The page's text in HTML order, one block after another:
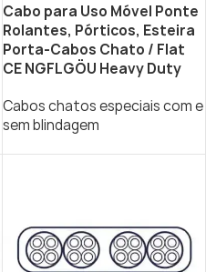
Cabo para Uso Móvel Ponte
Rolantes, Pórticos, Esteira
Porta-Cabos Chato / Flat
CE NGFLGÖU Heavy Duty
Cabos chatos especiais com e
sem blindagem